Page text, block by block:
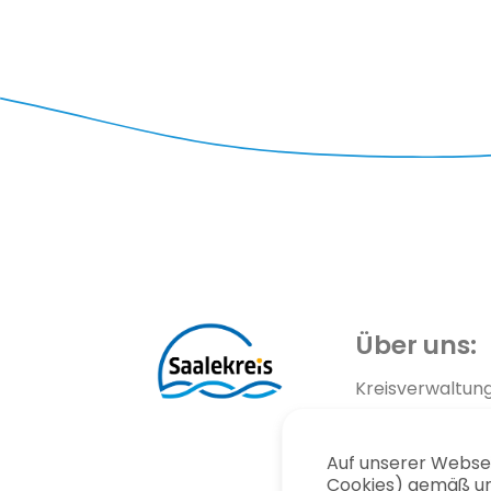
Auf unserer
Cookies) gemäß
Über uns: